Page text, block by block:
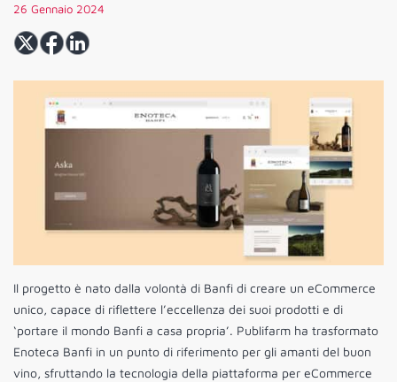
26 Gennaio 2024
Il progetto è nato dalla volontà di Banfi di creare un eCommerce
unico, capace di riflettere l’eccellenza dei suoi prodotti e di
‘portare il mondo Banfi a casa propria’. Publifarm ha trasformato
Enoteca Banfi in un punto di riferimento per gli amanti del buon
vino, sfruttando la tecnologia della piattaforma per eCommerce